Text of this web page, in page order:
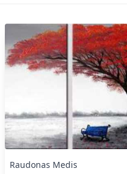
Raudonas Medis